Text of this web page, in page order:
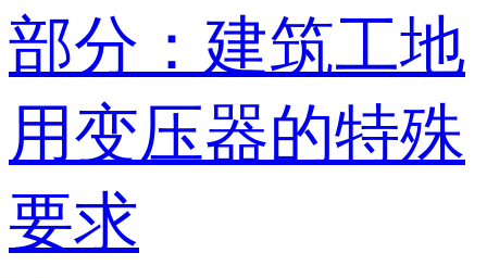
部分：建筑工地
用变压器的特殊
要求